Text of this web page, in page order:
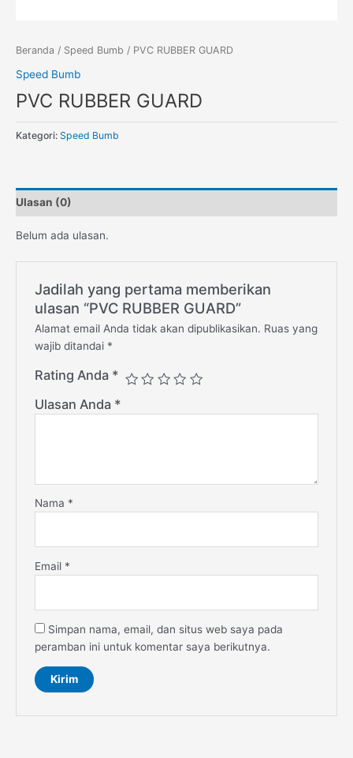
Beranda / Speed Bumb / PVC RUBBER GUARD
Speed Bumb
PVC RUBBER GUARD
Kategori: Speed Bumb
Ulasan (0)
Belum ada ulasan.
Jadilah yang pertama memberikan
ulasan “PVC RUBBER GUARD”
Alamat email Anda tidak akan dipublikasikan. Ruas yang
wajib ditandai *
Rating Anda *
Ulasan Anda *
Nama *
Email *
Simpan nama, email, dan situs web saya pada
peramban ini untuk komentar saya berikutnya.